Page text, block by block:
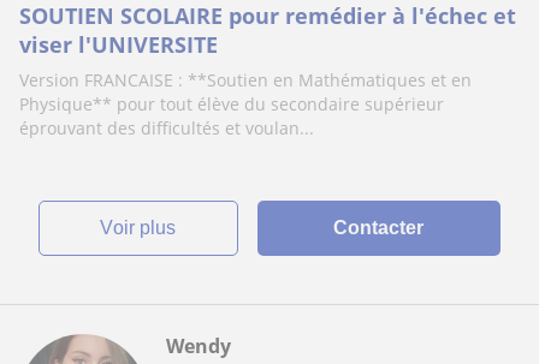
SOUTIEN SCOLAIRE pour remédier à l'échec et
viser l'UNIVERSITE
Version FRANCAISE : **Soutien en Mathématiques et en
Physique** pour tout élève du secondaire supérieur
éprouvant des difficultés et voulan...
voir plus Contacter
Wendy